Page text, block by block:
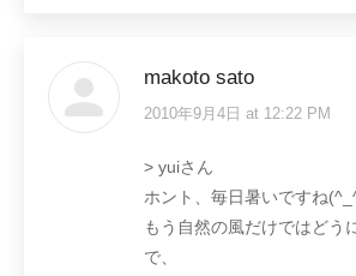
makoto sato
says:
2010年9月4日 at 12:22 PM
> yuiさん
ホント、毎日暑いですね
もう自然の風だけではどう
で、